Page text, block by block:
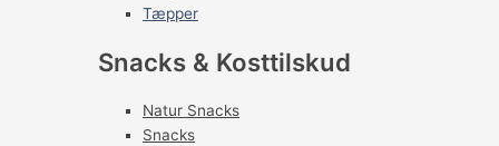
Tæpper
Snacks & Kosttilskud
Natur Snacks
Snacks